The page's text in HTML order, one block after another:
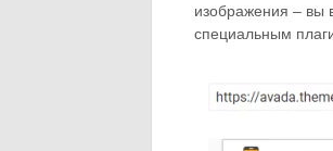
изображения – вы
специальным